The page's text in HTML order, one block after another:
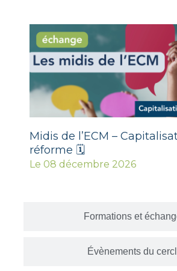
Formations et
Évènements du
Midis de l’ECM –
réforme 🗓
Le 08 décembre 2026